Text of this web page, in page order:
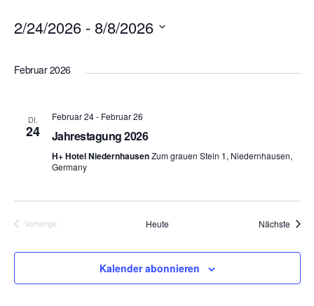
2/24/2026 - 8/8/2026
wählen.
Februar 2026
DI.
24
Februar 24- Februar 26
Jahrestagung 2026
H+ Hotel NiedernhausenZum grauen Stein 1, Niedernhausen,
Germany
Vorherige
Heute Nächste
Kalender abonnieren